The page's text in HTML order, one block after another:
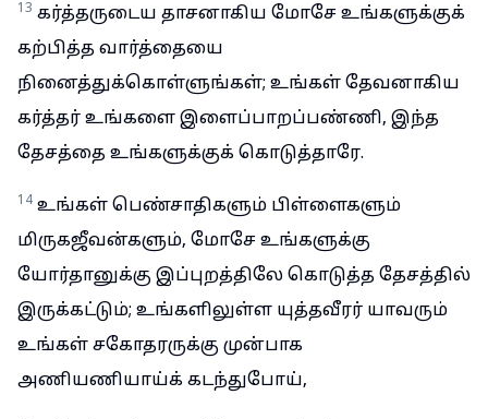
13 கர்த்தருடைய தாசனாகிய மோசே உங்களுக்குக்
கற்பித்த வார்த்தையை
நினைத்துக்கொள்ளுங்கள்; உங்கள் தேவனாகிய
கர்த்தர் உங்களை இளைப்பாறப்பண்ணி, இந்த
தேசத்தை உங்களுக்குக் கொடுத்தாரே.
14 உங்கள் பெண்சாதிகளும் பிள்ளைகளும்
மிருகஜீவன்களும், மோசே உங்களுக்கு
யோர்தானுக்கு இப்புறத்திலே கொடுத்த தேசத்தில்
இருக்கட்டும்; உங்களிலுள்ள யுத்தவீரர் யாவரும்
உங்கள் சகோதரருக்கு முன்பாக
அணியணியாய்க் கடந்துபோய்,